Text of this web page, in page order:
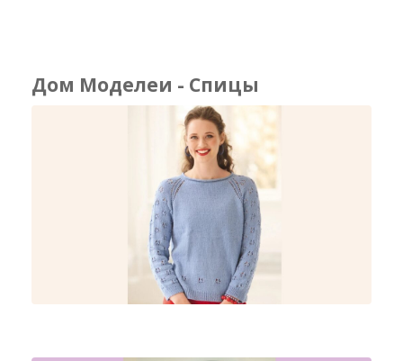
Дом Моделеи - Спицы